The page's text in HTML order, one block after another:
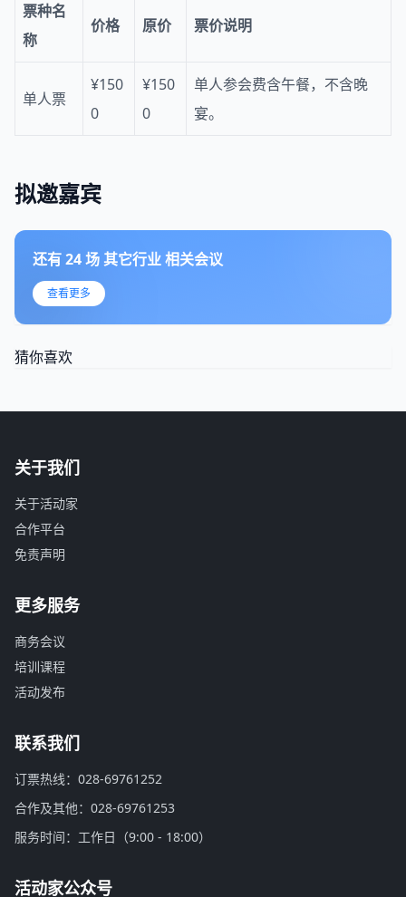
票种名
称
价格 原价 票价说明
单人票
¥150
0
¥150
0
单人参会费含午餐，不含晚
宴。
拟邀嘉宾
还有24场 其它行业相关会议
查看更多
猜你喜欢
关于我们
关于活动家
合作平台
免责声明
更多服务
商务会议
培训课程
活动发布
联系我们
订票热线：028-69761252
合作及其他：028-69761253
服务时间：工作日（9:00 - 18:00）
活动家公众号